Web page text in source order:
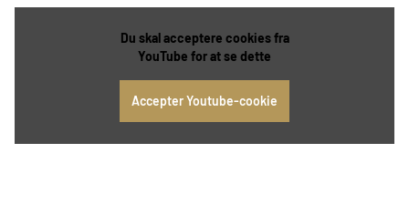
Du skal acceptere cookies fra
YouTube for at se dette
Accepter Youtube-cookie